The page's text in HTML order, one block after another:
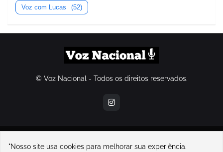
Voz com Lucas (52)
© Voz Nacional - Todos os direitos reservados.
contatovoznacional@gmail.com
"Nosso site usa cookies para melhorar sua experiência.